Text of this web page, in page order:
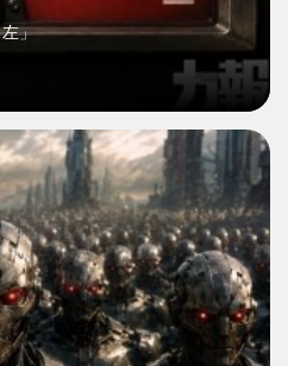
」